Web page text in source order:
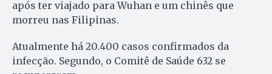
após ter viajado para Wuhan e um chinês que
morreu nas Filipinas.
Atualmente há 20.400 casos confirmados da
infecção. Segundo, o Comitê de Saúde 632 se